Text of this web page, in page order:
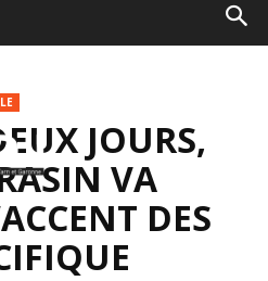
JOURS,
VA
DES